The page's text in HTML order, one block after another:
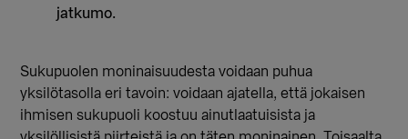
jatkumo.
Sukupuolen moninaisuudesta voidaan puhua
yksilötasolla eri tavoin: voidaan ajatella, että jokaisen
ihmisen sukupuoli koostuu ainutlaatuisista ja